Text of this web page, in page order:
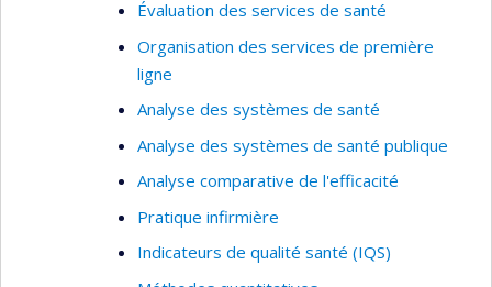
Évaluation des services de santé
Organisation des services de première
ligne
Analyse des systèmes de santé
Analyse des systèmes de santé publique
Analyse comparative de l'efficacité
Pratique infirmière
Indicateurs de qualité santé (IQS)